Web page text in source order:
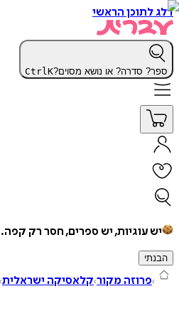
דלג לתוכן הראשי
ספר? סדרה? או נושא מסוים? CtrlK
יש עוגיות, יש ספרים, חסר רק קפה.
הבנתי
פרוזה מקור קלאסיקה ישראלית